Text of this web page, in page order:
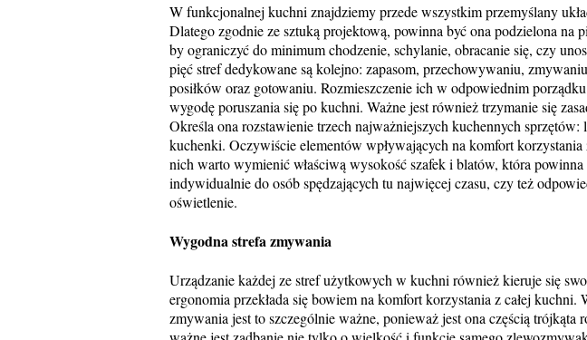
W funkcjonalnej kuchni znajdziemy przede wszystkim przemyślany
Dlatego zgodnie ze sztuką projektową, powinna być ona podzielona na
by ograniczyć do minimum chodzenie, schylanie, obracanie się, czy
pięć stref dedykowane są kolejno: zapasom, przechowywaniu,
posiłków oraz gotowaniu. Rozmieszczenie ich w odpowiednim
wygodę poruszania się po kuchni. Ważne jest również trzymanie się
Określa ona rozstawienie trzech najważniejszych kuchennych
kuchenki. Oczywiście elementów wpływających na komfort
nich warto wymienić właściwą wysokość szafek i blatów, która powinna
indywidualnie do osób spędzających tu najwięcej czasu, czy też
oświetlenie.
Wygodna strefa zmywania
Urządzanie każdej ze stref użytkowych w kuchni również kieruje się
ergonomia przekłada się bowiem na komfort korzystania z całej kuchni.
zmywania jest to szczególnie ważne, ponieważ jest ona częścią trójkąta